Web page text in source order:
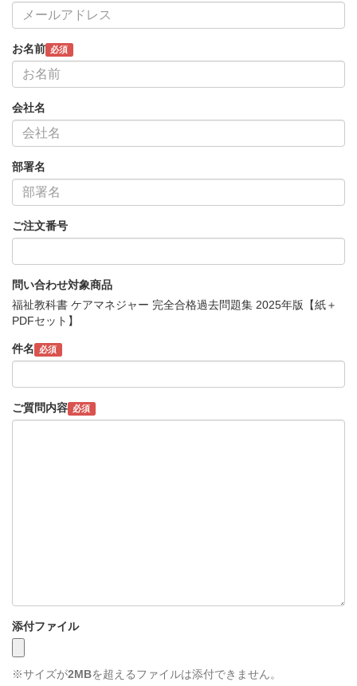
お名前 必須
会社名
部署名
ご注文番号
問い合わせ対象商品
福祉教科書 ケアマネジャー 完全合格過去問題集 2025年版【紙＋
PDFセット】
件名 必須
ご質問内容 必須
添付ファイル
※サイズが2MBを超えるファイルは添付できません。